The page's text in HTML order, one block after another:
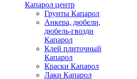
Капарол центр
Грунты Капарол
Анкера, дюбели,
дюбель-гвозди
Капарол
Клей плиточный
Капарол
Краски Капарол
Лаки Капарол